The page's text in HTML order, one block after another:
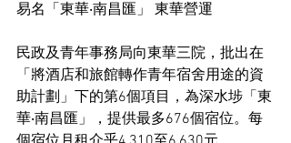
易名「東華‧南昌匯」 東華營運
民政及青年事務局向東華三院，批出在
「將酒店和旅館轉作青年宿舍用途的資
助計劃」下的第6個項目，為深水埗「東
華‧南昌匯」，提供最多676個宿位。每